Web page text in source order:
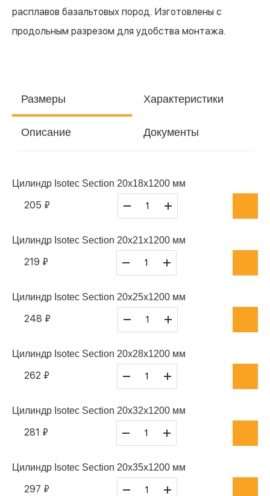
расплавов базальтовых пород. Изготовлены с
продольным разрезом для удобства монтажа.
Размеры Характеристики
Описание Документы
Цилиндр Isotec Section 20x18x1200 мм
205 ₽
Цилиндр Isotec Section 20x21x1200 мм
219 ₽
Цилиндр Isotec Section 20x25x1200 мм
248 ₽
Цилиндр Isotec Section 20x28x1200 мм
262 ₽
Цилиндр Isotec Section 20x32x1200 мм
281 ₽
Цилиндр Isotec Section 20x35x1200 мм
297 ₽